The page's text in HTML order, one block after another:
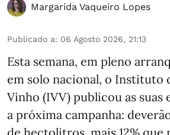
Margarida Vaqueiro Lopes
Publicado a: 06 Agosto 2026, 21:13
Esta semana, em pleno
em solo nacional, o Instituto
Vinho (IVV) publicou as suas
a próxima campanha: